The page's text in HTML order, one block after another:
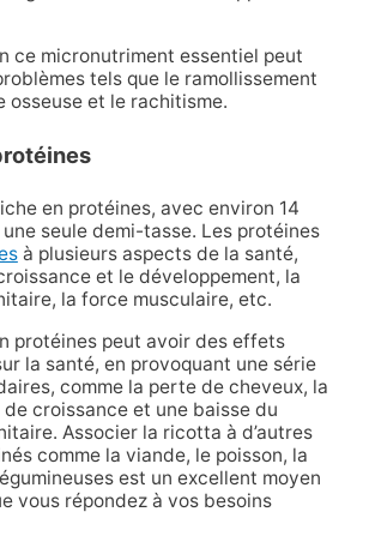
ce micronutriment essentiel peut
tels que le ramollissement
osseuse et le rachitisme.
en protéines, avec environ 14
seule demi-tasse. Les protéines
à plusieurs aspects de la santé,
et le développement, la
la force musculaire, etc.
protéines peut avoir des effets
la santé, en provoquant une série
comme la perte de cheveux, la
croissance et une baisse du
Associer la ricotta à d’autres
comme la viande, le poisson, la
est un excellent moyen
vous répondez à vos besoins